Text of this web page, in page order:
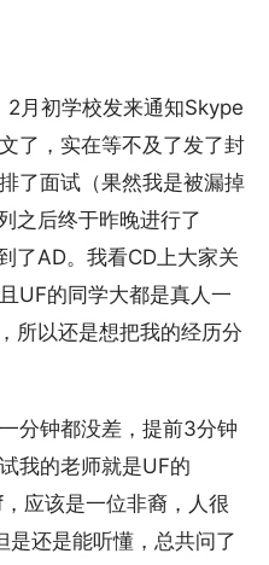
2月初学校发来通知Skype
了，实在等不及了发了封
了面试（果然我是被漏掉
之后终于昨晚进行了
了AD。我看CD上大家关
UF的同学大都是真人一
所以还是想把我的经历分
分钟都没差，提前3分钟
我的老师就是UF的
应该是一位非裔，人很
还是能听懂，总共问了